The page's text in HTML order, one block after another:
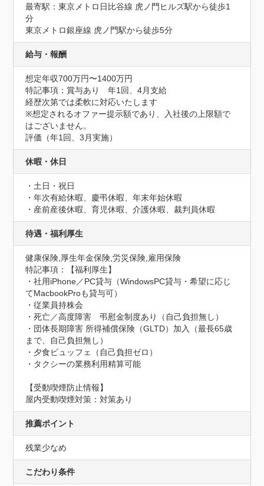
最寄駅：東京メトロ日比谷線 虎ノ門ヒルズ駅から徒歩1
分
東京メトロ銀座線 虎ノ門駅から徒歩5分
給与・報酬
想定年収700万円〜1400万円
特記事項：賞与あり　年1回、4月支給
経歴次第では柔軟に対応いたします
※想定されるオファー提示額であり、入社後の上限額で
はございません。
評価（年1回、3月実施）
休暇・休日
・土日・祝日
・年次有給休暇、慶弔休暇、年末年始休暇
・産前産後休暇、育児休暇、介護休暇、裁判員休暇
待遇・福利厚生
健康保険,厚生年金保険,労災保険,雇用保険
特記事項：【福利厚生】
・社用iPhone／PC貸与（WindowsPC貸与・希望に応じ
てMacbookProも貸与可）
・従業員持株会
・死亡／高度障害　弔慰金制度あり（自己負担無し）
・団体長期障害 所得補償保険（GLTD）加入（最長65歳
まで、自己負担無し）
・夕食ビュッフェ（自己負担ゼロ）
・タクシーの業務利用精算可能
【受動喫煙防止情報】
屋内受動喫煙対策：対策あり
推薦ポイント
残業少なめ
こだわり条件